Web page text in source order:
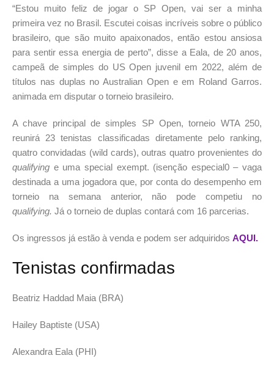
“Estou muito feliz de jogar o SP Open, vai ser a minha
primeira vez no Brasil. Escutei coisas incríveis sobre o público
brasileiro, que são muito apaixonados, então estou ansiosa
para sentir essa energia de perto”, disse a Eala, de 20 anos,
campeã de simples do US Open juvenil em 2022, além de
títulos nas duplas no Australian Open e em Roland Garros.
animada em disputar o torneio brasileiro.
A chave principal de simples SP Open, torneio WTA 250,
reunirá 23 tenistas classificadas diretamente pelo ranking,
quatro convidadas (wild cards), outras quatro provenientes do
qualifying e uma special exempt. (isenção especial0 – vaga
destinada a uma jogadora que, por conta do desempenho em
torneio na semana anterior, não pode competiu no
qualifying. Já o torneio de duplas contará com 16 parcerias.
Os ingressos já estão à venda e podem ser adquiridos AQUI.
Tenistas confirmadas
Beatriz Haddad Maia (BRA)
Hailey Baptiste (USA)
Alexandra Eala (PHI)